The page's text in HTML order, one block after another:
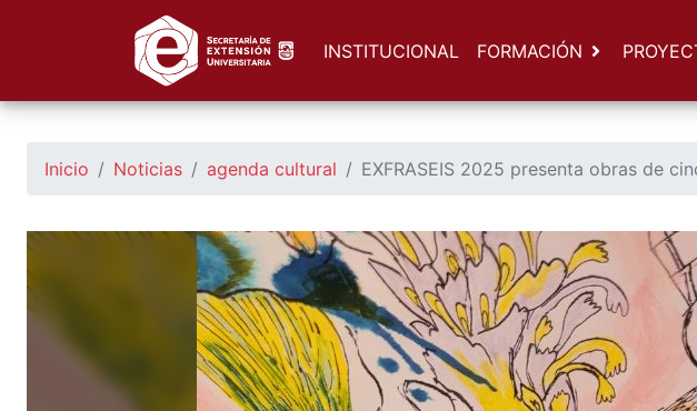
https://seu.unsl.edu.ar/
INSTITUCIONAL
FORMACIÓN
Inicio Noticias agenda cultural EXFRASEIS 2025 presenta obras de